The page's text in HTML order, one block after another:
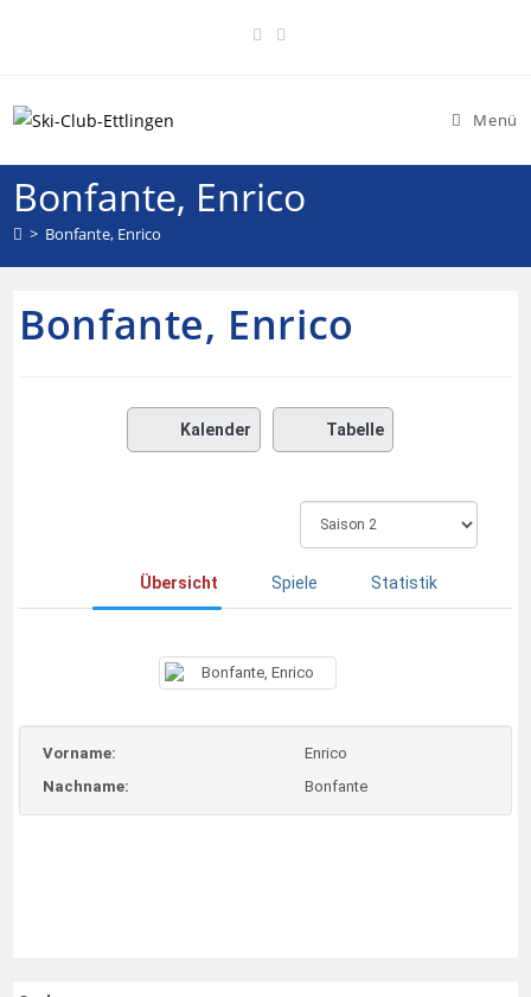
Menü
Bonfante, Enrico
> Bonfante, Enrico
Bonfante, Enrico
Kalender Tabelle
Übersicht Spiele Statistik
Vorname:
Enrico
Nachname:
Bonfante